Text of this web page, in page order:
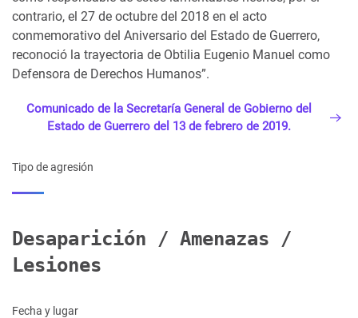
contrario, el 27 de octubre del 2018 en el acto
conmemorativo del Aniversario del Estado de Guerrero,
reconoció la trayectoria de Obtilia Eugenio Manuel como
Defensora de Derechos Humanos”.
Comunicado de la Secretaría General de Gobierno del
Estado de Guerrero del 13 de febrero de 2019.
Tipo de agresión
Desaparición / Amenazas /
Lesiones
Fecha y lugar